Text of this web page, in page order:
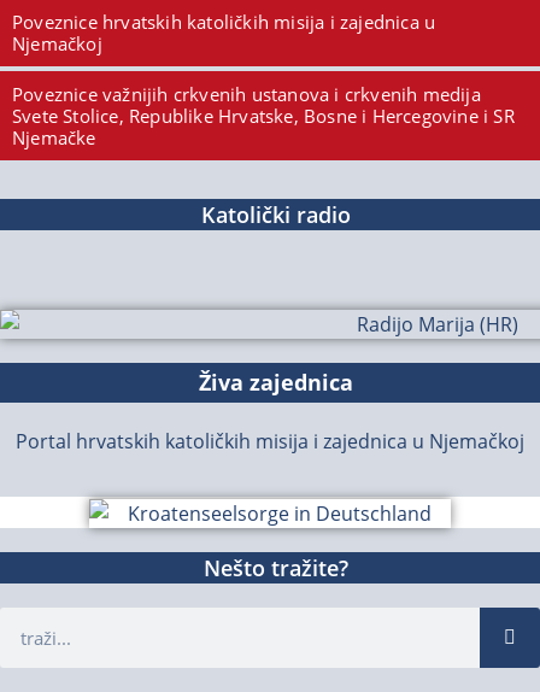
Poveznice hrvatskih katoličkih misija i zajednica u
Njemačkoj
Poveznice važnijih crkvenih ustanova i crkvenih medija
Svete Stolice, Republike Hrvatske, Bosne i Hercegovine i SR
Njemačke
Katolički radio
Živa zajednica
Portal hrvatskih katoličkih misija i zajednica u Njemačkoj
Nešto tražite?